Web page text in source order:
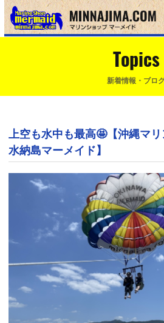
Topics
新着情報・ブロ
上空も水中も最高🤩【沖縄マ
水納島マーメイド】